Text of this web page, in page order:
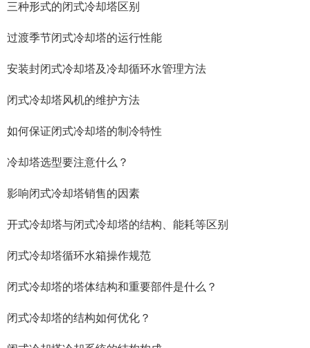
三种形式的闭式冷却塔区别
过渡季节闭式冷却塔的运行性能
安装封闭式冷却塔及冷却循环水管理方法
闭式冷却塔风机的维护方法
如何保证闭式冷却塔的制冷特性
冷却塔选型要注意什么？
影响闭式冷却塔销售的因素
开式冷却塔与闭式冷却塔的结构、能耗等区别
闭式冷却塔循环水箱操作规范
闭式冷却塔的塔体结构和重要部件是什么？
闭式冷却塔的结构如何优化？